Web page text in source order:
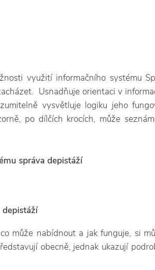
využití informačního systému
Usnadňuje orientaci v
vysvětluje logiku jeho
po dílčích krocích, může
správa depistáží
může nabídnout a jak funguje, si
obecně, jednak ukazují